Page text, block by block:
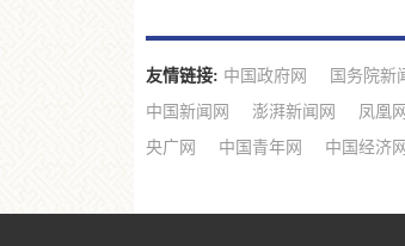
友情链接: 中国政府网 国务院新
中国新闻网
澎湃新闻网 凤凰网
央广网
中国青年网 中国经济网